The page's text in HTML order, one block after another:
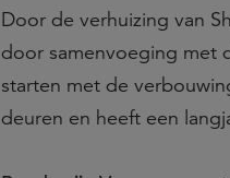
Door de verhuizing van
door samenvoeging met
starten met de
deuren en heeft een